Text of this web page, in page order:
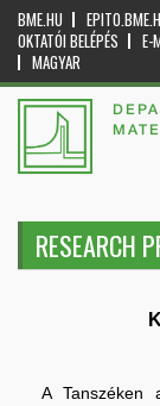
BME.HU
OKTATÓI BELÉPÉS
E-
MAGYAR
RESEARCH
A Tanszéken